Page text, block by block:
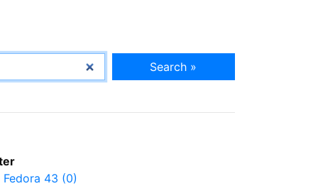
Search »
Fedora 43 (0)